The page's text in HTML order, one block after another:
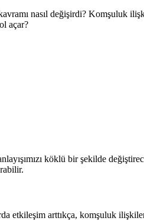
nasıl değişirdi? Komşuluk
açar?
köklü bir şekilde
etkileşim arttıkça, komşuluk